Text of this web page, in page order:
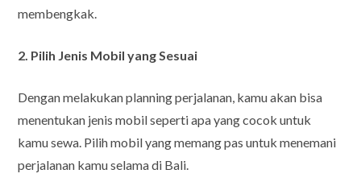
membengkak.
2. Pilih Jenis Mobil yang Sesuai
Dengan melakukan planning perjalanan, kamu akan bisa
menentukan jenis mobil seperti apa yang cocok untuk
kamu sewa. Pilih mobil yang memang pas untuk menemani
perjalanan kamu selama di Bali.